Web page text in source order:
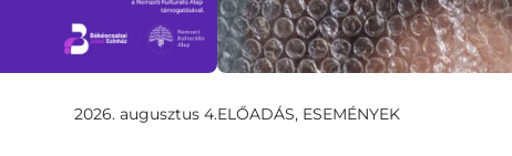
2026. augusztus 4.ELŐADÁS, ESEMÉNYEK